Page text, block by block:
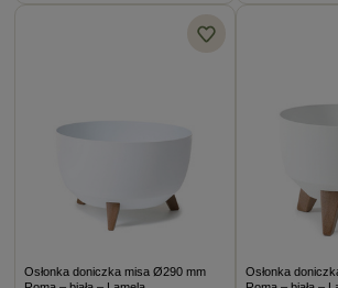
Osłonka doniczka misa Ø290 mm
Osłonka